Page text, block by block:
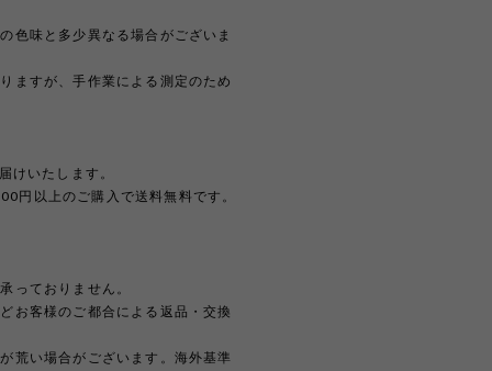
色味と多少異なる場合がございま
ますが、手作業による測定のため
けいたします。
円以上のご購入で送料無料です。
っておりません。
お客様のご都合による返品・交換
荒い場合がございます。海外基準